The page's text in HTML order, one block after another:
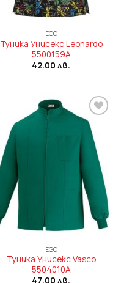
EGO
Туника Унисекс Leonardo
5500159A
42.00 лв.
Add to
wishlist
EGO
Туника Унисекс Vasco
5504010A
47.00 лв.